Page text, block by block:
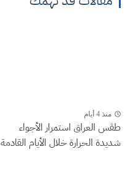
منذ 4 أيام
طقس العراق ‏استمرار الأجواء
شديدة الحرارة خلال الأيام القادمة